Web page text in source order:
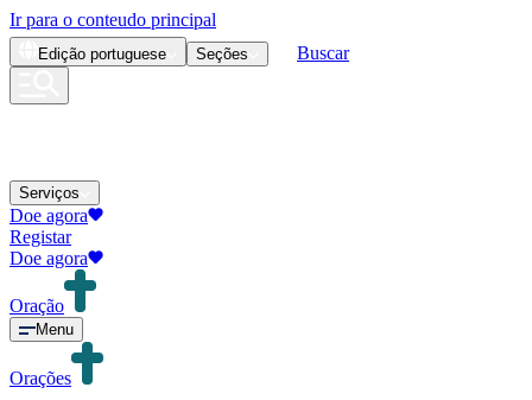
Ir para o conteudo principal
Edição portuguese Seções Buscar
Serviços
Doe agora
Registar
Doe agora
Oração
Menu
Orações